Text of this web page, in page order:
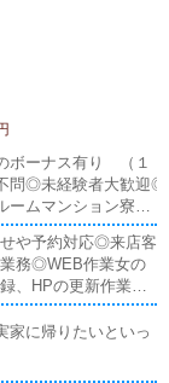
ボーナス有り （１
問◎未経験者大歓迎◎
ムマンション寮完
合＆手当◎車・バイ
給
や予約対応◎来店客
務◎WEB作業女の
、HPの更新作業◎
勤怠管理やスケジュ
店舗運営のサポート
務全般に慣れていた
に帰りたいといっ